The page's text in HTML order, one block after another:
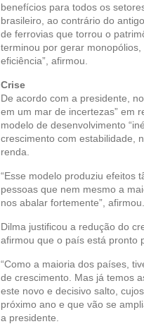
benefícios para todos os
brasileiro, ao contrário do
de ferrovias que torrou o
terminou por gerar
eficiência”, afirmou.
Crise
De acordo com a presidente,
em um mar de incertezas” em
modelo de desenvolvimento
crescimento com estabilidade,
renda.
“Esse modelo produziu efeitos
pessoas que nem mesmo a
nos abalar fortemente”, afirmou.
Dilma justificou a redução do
afirmou que o país está pronto
“Como a maioria dos países,
de crescimento. Mas já temos
este novo e decisivo salto,
próximo ano e que vão se
a presidente.